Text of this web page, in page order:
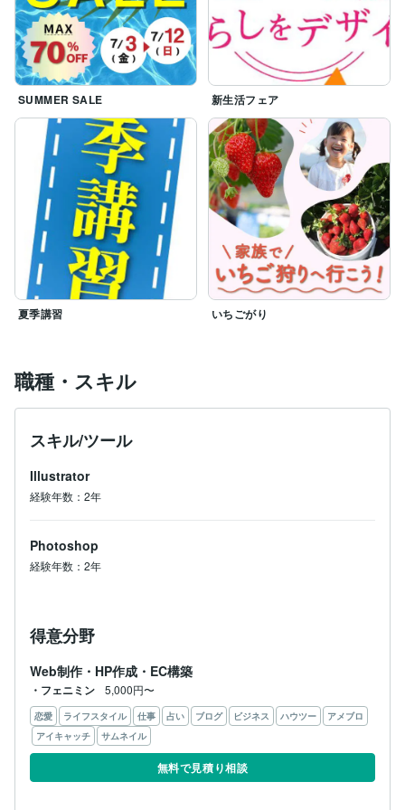
SUMMER SALE 新生活フェア
夏季講習 いちごがり
職種・スキル
スキル/ツール
Illustrator
経験年数：2年
Photoshop
経験年数：2年
得意分野
Web制作・HP作成・EC構築
・フェニミン 5,000円〜
恋愛 ライフスタイル 仕事 占い ブログ ビジネス ハウツー
アメブロ
アイキャッチ
サムネイル
無料で見積り相談